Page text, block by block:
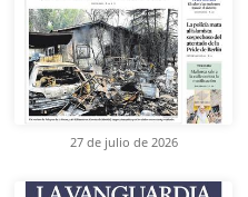
27 de julio de 2026